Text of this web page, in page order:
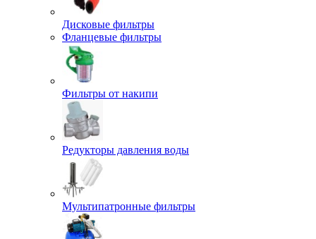
Дисковые фильтры
Фланцевые фильтры
Фильтры от накипи
Редукторы давления воды
Мультипатронные фильтры